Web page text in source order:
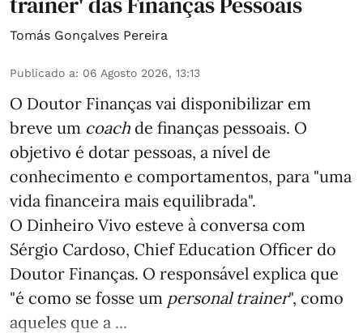
Tomás Gonçalves Pereira
Publicado a: 06 Agosto 2026, 13:13
O Doutor Finanças vai disponibilizar em
breve um coach de finanças pessoais. O
objetivo é dotar pessoas, a nível de
conhecimento e comportamentos, para "uma
vida financeira mais equilibrada".
O Dinheiro Vivo esteve à conversa com
Sérgio Cardoso, Chief Education Officer do
Doutor Finanças. O responsável explica que
"é como se fosse um personal trainer", como
aqueles que a ...